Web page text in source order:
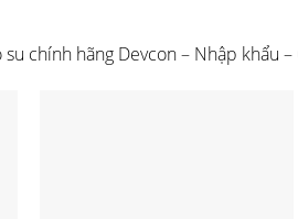
chính hãng Devcon – Nhập khẩu